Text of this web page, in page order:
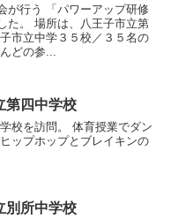
が行う 「パワーアップ研修
た。 場所は、八王子市立第
市立中学３５校／３５名の
どの参...
第四中学校
校を訪問。 体育授業でダン
ップホップとブレイキンの
別所中学校